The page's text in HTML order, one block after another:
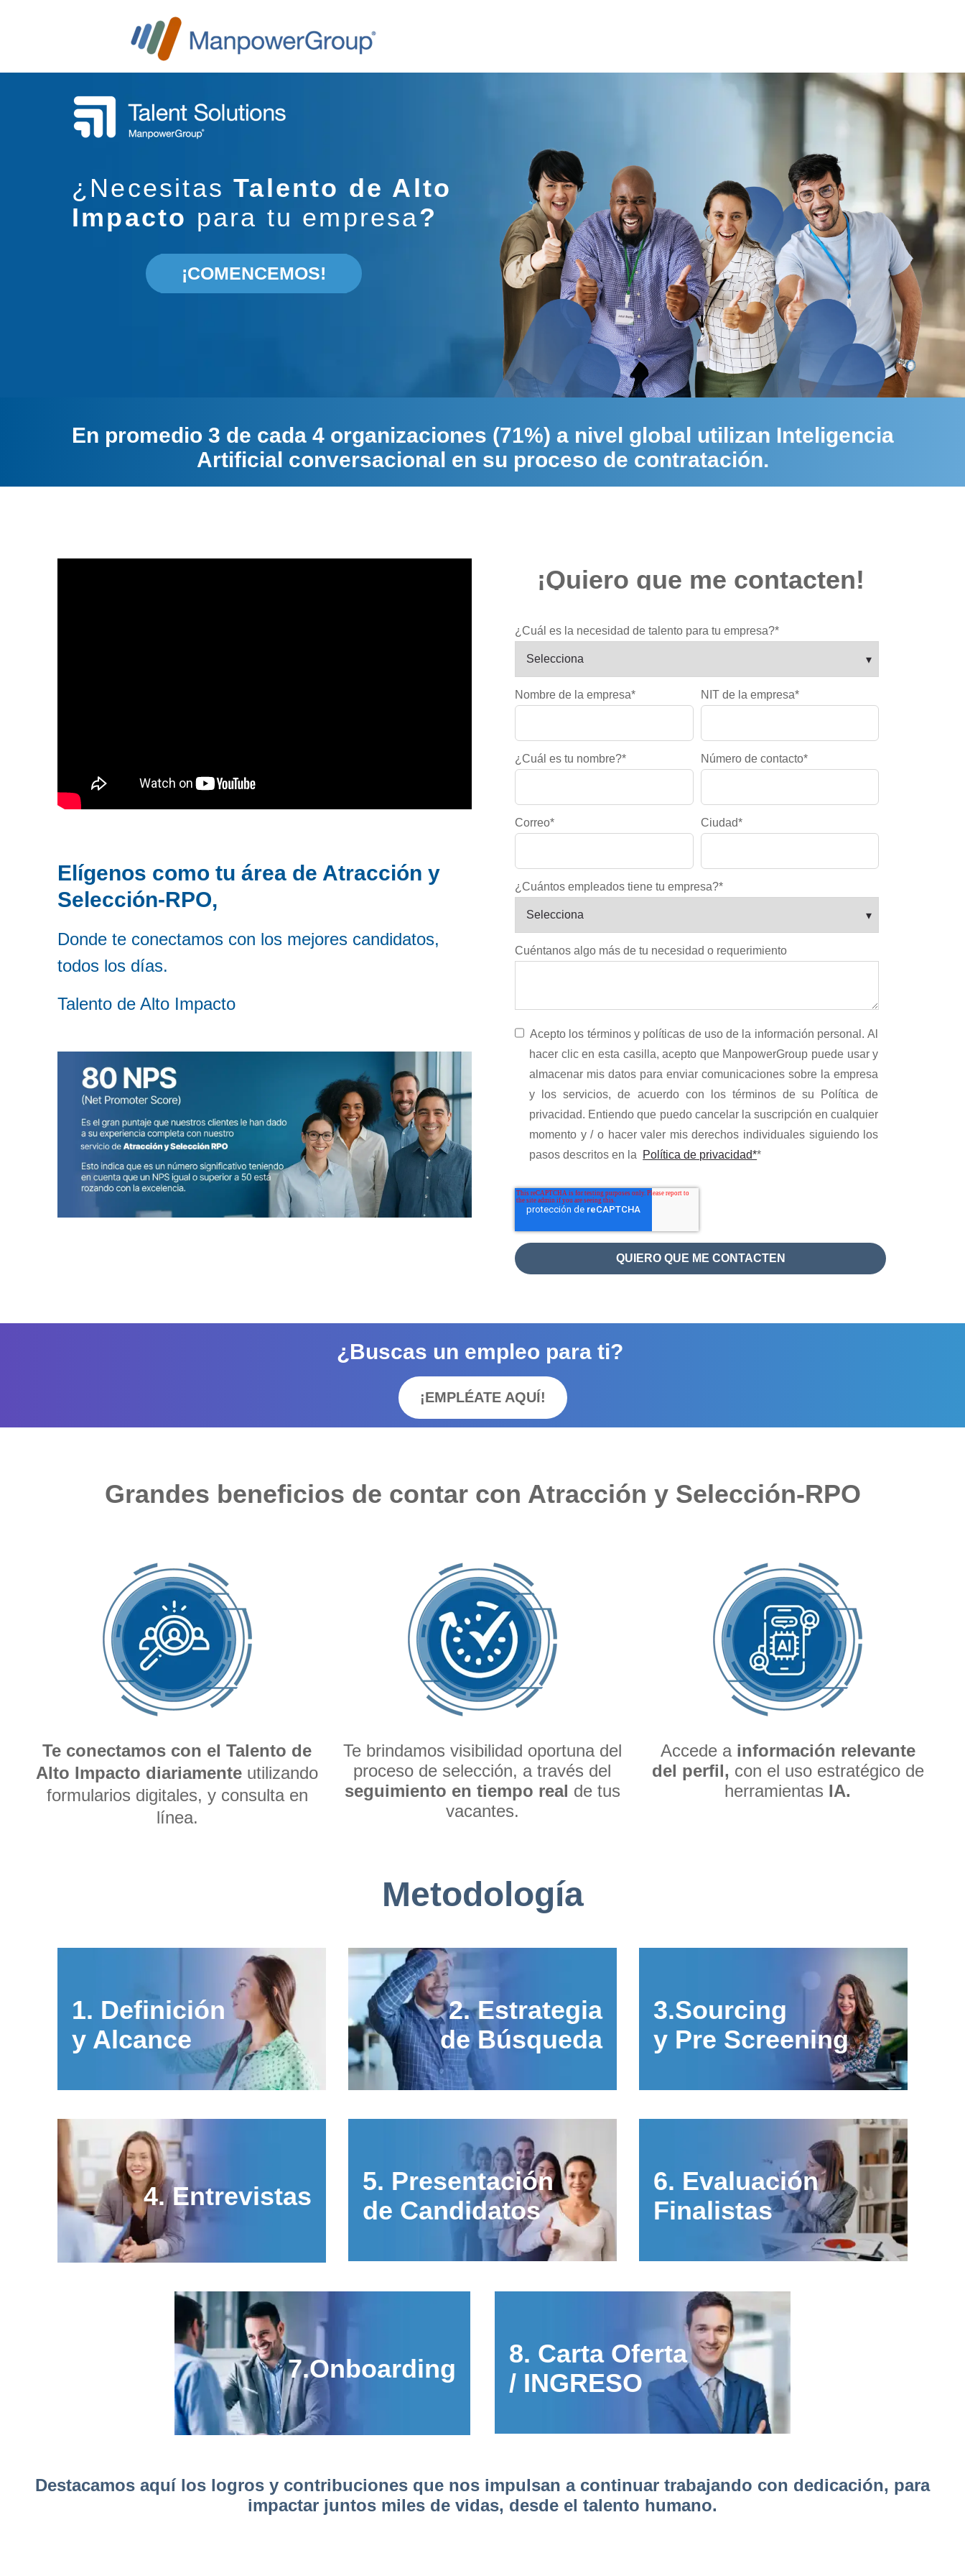
¿NecesitasTalento de Alto
Impacto para tu empresa?
¡COMENCEMOS!
En promedio 3 de cada 4 organizaciones (71%) a nivel global utilizan Inteligencia
Artificial conversacional en su proceso de contratación.
Elígenos como tu área de Atracción y
Selección-RPO,
Donde te conectamos con los mejores candidatos,
todos los días.
Talento de Alto Impacto
¡Quiero que me contacten!
¿Cuál es la necesidad de talento para tu empresa?*
Nombre de la empresa* NIT de la empresa*
¿Cuál es tu nombre?* Número de contacto*
Correo* Ciudad*
¿Cuántos empleados tiene tu empresa?*
Cuéntanos algo más de tu necesidad o requerimiento
Acepto los términos y políticas de uso de la información personal. Al
hacer clic en esta casilla, acepto que ManpowerGroup puede usar y
almacenar mis datos para enviar comunicaciones sobre la empresa
y los servicios, de acuerdo con los términos de su Política de
privacidad. Entiendo que puedo cancelar la suscripción en cualquier
momento y / o hacer valer mis derechos individuales siguiendo los
pasos descritos en la
Política de privacidad**
¿Buscas un empleo para ti?
¡EMPLÉATE AQUÍ!
Grandes beneficios de contar con Atracción y Selección-RPO
Te conectamos con el Talento de
Alto Impacto diariamente utilizando
formularios digitales, y consulta en
línea.
Te brindamos visibilidad oportuna del
proceso de selección, a través del
seguimiento en tiempo real de tus
vacantes.
Accede a información relevante
del perfil, con el uso estratégico de
herramientas IA.
Metodología
1. Definición
y Alcance
2. Estrategia
deBúsqueda
3.Sourcing
y Pre Screening
4. Entrevistas
5. Presentación
de Candidatos
6. Evaluación
Finalistas
7.Onboarding
8. Carta Oferta
/ INGRESO
Destacamos aquí los logros y contribuciones que nos impulsan a continuar trabajando con dedicación, para
impactar juntos miles de vidas, desde el talento humano.